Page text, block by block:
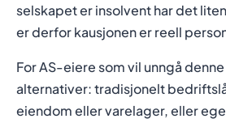
selskapet er insolvent har det
er derfor kausjonen er reell
For AS-eiere som vil unngå
alternativer: tradisjonelt
eiendom eller varelager, eller